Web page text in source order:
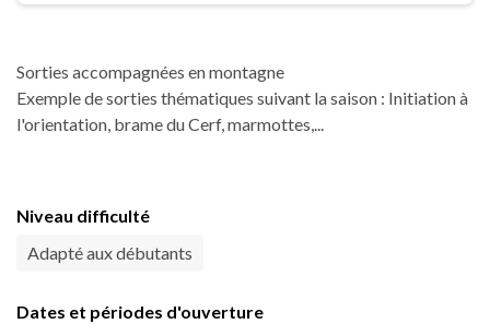
Sorties accompagnées en montagne
Exemple de sorties thématiques suivant la saison : Initiation à
l'orientation, brame du Cerf, marmottes,...
Niveau difficulté
Adapté aux débutants
Dates et périodes d'ouverture